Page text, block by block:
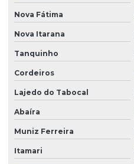
Nova Fátima
Nova Itarana
Tanquinho
Cordeiros
Lajedo do Tabocal
Abaíra
Muniz Ferreira
Itamari